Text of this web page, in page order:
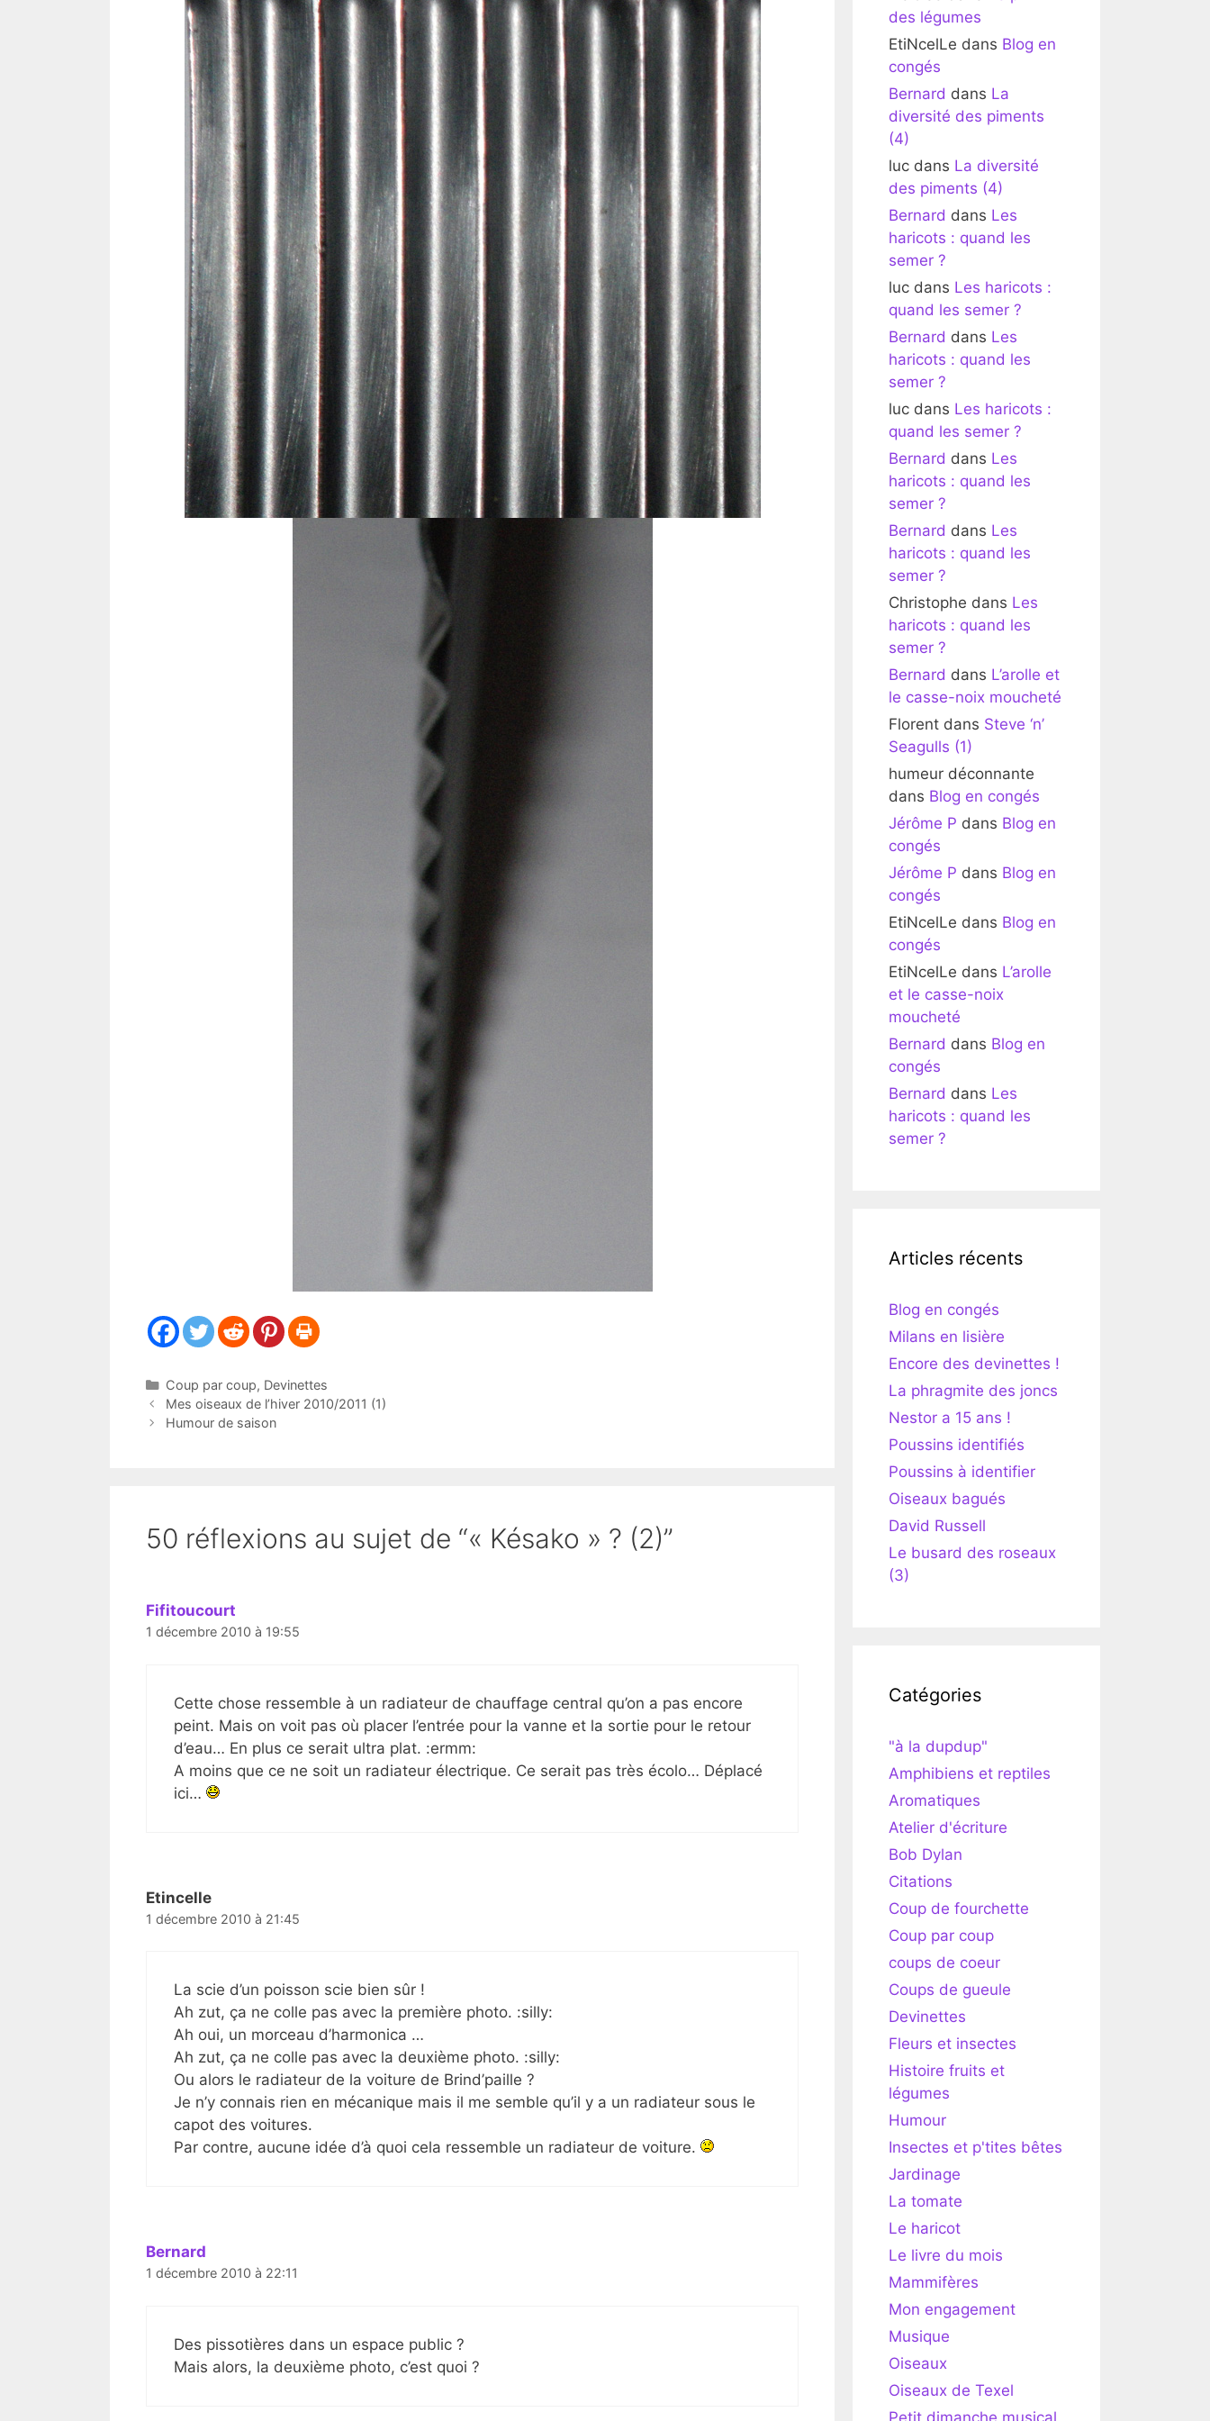
Catégories
Coup par coup, Devinettes
Mes oiseaux de l’hiver 2010/2011 (1)
Humour de saison
50 réflexions au sujet de “« Késako » ? (2)”
Fifitoucourt
1 décembre 2010 à 19:55
Cette chose ressemble à un radiateur de chauffage central qu’on a pas encore
peint. Mais on voit pas où placer l’entrée pour la vanne et la sortie pour le retour
d’eau… En plus ce serait ultra plat. :ermm:
A moins que ce ne soit un radiateur électrique. Ce serait pas très écolo… Déplacé
ici…
Etincelle
1 décembre 2010 à 21:45
La scie d’un poisson scie bien sûr !
Ah zut, ça ne colle pas avec la première photo. :silly:
Ah oui, un morceau d’harmonica …
Ah zut, ça ne colle pas avec la deuxième photo. :silly:
Ou alors le radiateur de la voiture de Brind’paille ?
Je n’y connais rien en mécanique mais il me semble qu’il y a un radiateur sous le
capot des voitures.
Par contre, aucune idée d’à quoi cela ressemble un radiateur de voiture.
Bernard
1 décembre 2010 à 22:11
Des pissotières dans un espace public ?
Mais alors, la deuxième photo, c’est quoi ?
des légumes
EtiNcelLe dans Blog en
congés
Bernard dans La
diversité des piments
(4)
luc dans La diversité
des piments (4)
Bernard dans Les
haricots : quand les
semer ?
luc dans Les haricots :
quand les semer ?
Bernard dans Les
haricots : quand les
semer ?
luc dans Les haricots :
quand les semer ?
Bernard dans Les
haricots : quand les
semer ?
Bernard dans Les
haricots : quand les
semer ?
Christophe dans Les
haricots : quand les
semer ?
Bernard dans L’arolle et
le casse-noix moucheté
Florent dans Steve ‘n’
Seagulls (1)
humeur déconnante
dans Blog en congés
Jérôme P dans Blog en
congés
Jérôme P dans Blog en
congés
EtiNcelLe dans Blog en
congés
EtiNcelLe dans L’arolle
et le casse-noix
moucheté
Bernard dans Blog en
congés
Bernard dans Les
haricots : quand les
semer ?
Articles récents
Blog en congés
Milans en lisière
Encore des devinettes !
La phragmite des joncs
Nestor a 15 ans !
Poussins identifiés
Poussins à identifier
Oiseaux bagués
David Russell
Le busard des roseaux
(3)
Catégories
"à la dupdup"
Amphibiens et reptiles
Aromatiques
Atelier d'écriture
Bob Dylan
Citations
Coup de fourchette
Coup par coup
coups de coeur
Coups de gueule
Devinettes
Fleurs et insectes
Histoire fruits et
légumes
Humour
Insectes et p'tites bêtes
Jardinage
La tomate
Le haricot
Le livre du mois
Mammifères
Mon engagement
Musique
Oiseaux
Oiseaux de Texel
Petit dimanche musical